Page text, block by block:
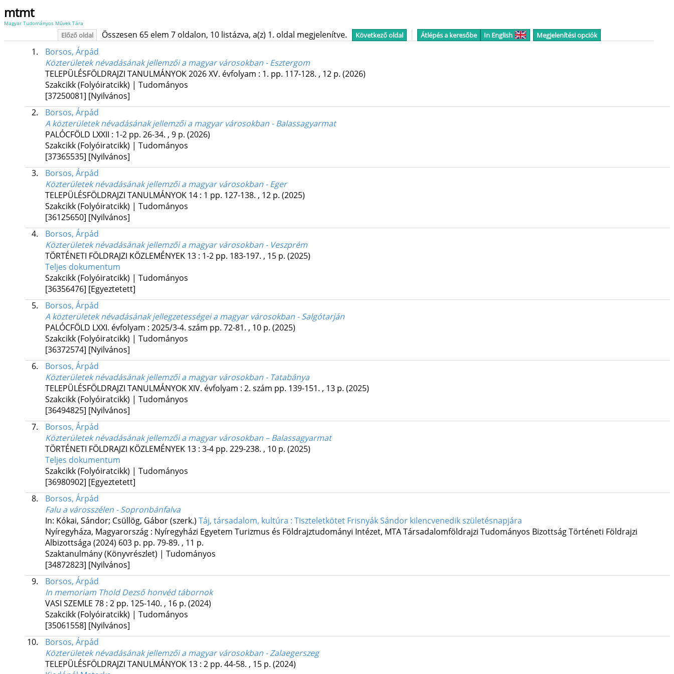
mtmt
Magyar Tudományos Művek Tára
Előző oldal Összesen 65 elem 7 oldalon, 10 listázva, a(z) 1. oldal megjelenítve. Következő oldal Átlépés a keresőbe In English Megjelenítési opciók
1.
Borsos, Árpád
Közterületek névadásának jellemzői a magyar városokban - Esztergom
TELEPÜLÉSFÖLDRAJZI TANULMÁNYOK2026 XV. évfolyam : 1. pp. 117-128. , 12 p. (2026)
Szakcikk (Folyóiratcikk) | Tudományos
[37250081] [Nyilvános]
2.
Borsos, Árpád
A közterületek névadásának jellemzői a magyar városokban - Balassagyarmat
PALÓCFÖLD LXXII : 1-2 pp. 26-34. , 9 p. (2026)
Szakcikk (Folyóiratcikk) | Tudományos
[37365535] [Nyilvános]
3.
Borsos, Árpád
Közterületek névadásának jellemzői a magyar városokban - Eger
TELEPÜLÉSFÖLDRAJZI TANULMÁNYOK 14: 1 pp. 127-138. , 12 p. (2025)
Szakcikk (Folyóiratcikk) | Tudományos
[36125650] [Nyilvános]
4.
Borsos, Árpád
Közterületek névadásának jellemzői a magyar városokban - Veszprém
TÖRTÉNETI FÖLDRAJZI KÖZLEMÉNYEK 13: 1-2 pp. 183-197. , 15 p. (2025)
Teljes dokumentum
Szakcikk (Folyóiratcikk) | Tudományos
[36356476] [Egyeztetett]
5.
Borsos, Árpád
A közterületek névadásának jellegzetességei a magyar városokban - Salgótarján
PALÓCFÖLD LXXI. évfolyam : 2025/3-4. szám pp. 72-81. , 10 p. (2025)
Szakcikk (Folyóiratcikk) | Tudományos
[36372574] [Nyilvános]
6.
Borsos, Árpád
Közterületek névadásának jellemzői a magyar városokban - Tatabánya
TELEPÜLÉSFÖLDRAJZI TANULMÁNYOKXIV. évfolyam : 2. szám pp. 139-151. , 13 p. (2025)
Szakcikk (Folyóiratcikk) | Tudományos
[36494825] [Nyilvános]
7.
Borsos, Árpád
Közterületek névadásának jellemzői a magyar városokban – Balassagyarmat
TÖRTÉNETI FÖLDRAJZI KÖZLEMÉNYEK 13: 3-4 pp. 229-238. , 10 p. (2025)
Teljes dokumentum
Szakcikk (Folyóiratcikk) | Tudományos
[36980902] [Egyeztetett]
8.
Borsos, Árpád
Falu a városszélen - Sopronbánfalva
In: Kókai, Sándor; Csüllög, Gábor (szerk.) Táj, társadalom, kultúra : Tiszteletkötet Frisnyák Sándor kilencvenedik születésnapjára
Nyíregyháza, Magyarország : Nyíregyházi Egyetem Turizmus és Földrajztudományi Intézet, MTA Társadalomföldrajzi Tudományos Bizottság Történeti Földrajzi
Albizottsága (2024) 603 p. pp. 79-89. , 11 p.
Szaktanulmány (Könyvrészlet) | Tudományos
[34872823] [Nyilvános]
9.
Borsos, Árpád
In memoriam Thold Dezső honvéd tábornok
VASI SZEMLE 78: 2 pp. 125-140. , 16 p. (2024)
Szakcikk (Folyóiratcikk) | Tudományos
[35061558] [Nyilvános]
10.
Borsos, Árpád
Közterületek névadásának jellemzői a magyar városokban - Zalaegerszeg
TELEPÜLÉSFÖLDRAJZI TANULMÁNYOK 13: 2 pp. 44-58. , 15 p. (2024)